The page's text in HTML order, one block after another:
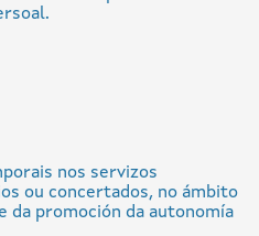
nos servizos
ou concertados, no ámbito
da promoción da autonomía